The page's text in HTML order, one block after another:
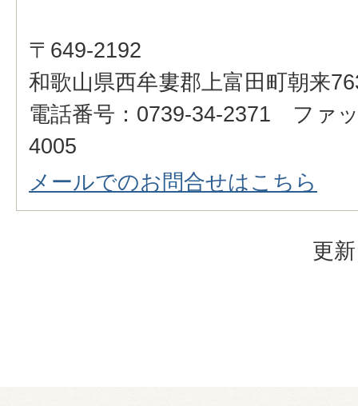
〒649-2192
和歌山県西牟婁郡上富田町朝来
電話番号：0739-34-2371 ファ
4005
メールでのお問合せはこちら
更